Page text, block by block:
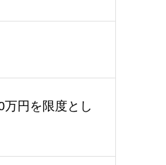
円を限度とし